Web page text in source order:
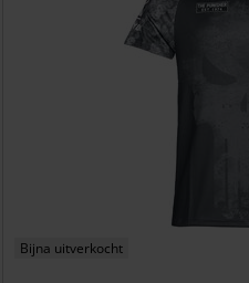
Bijna uitverkocht